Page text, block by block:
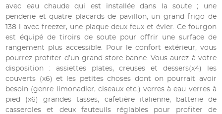
avec eau chaude qui est installée dans la soute ; une
penderie et quatre placards de pavillon, un grand frigo de
138 l avec freezer, une plaque deux feux et évier. Ce fourgon
est équipé de tiroirs de soute pour offrir une surface de
rangement plus accessible. Pour le confort extérieur, vous
pourrez profiter d’un grand store banne. Vous aurez à votre
disposition : assiettes plates, creuses et dessers(x4) les
couverts (x6) et les petites choses dont on pourrait avoir
besoin (genre limonadier, ciseaux etc.) verres à eau verres à
pied (x6) grandes tasses, cafetière italienne, batterie de
casseroles et deux fauteuils réglables pour profiter de